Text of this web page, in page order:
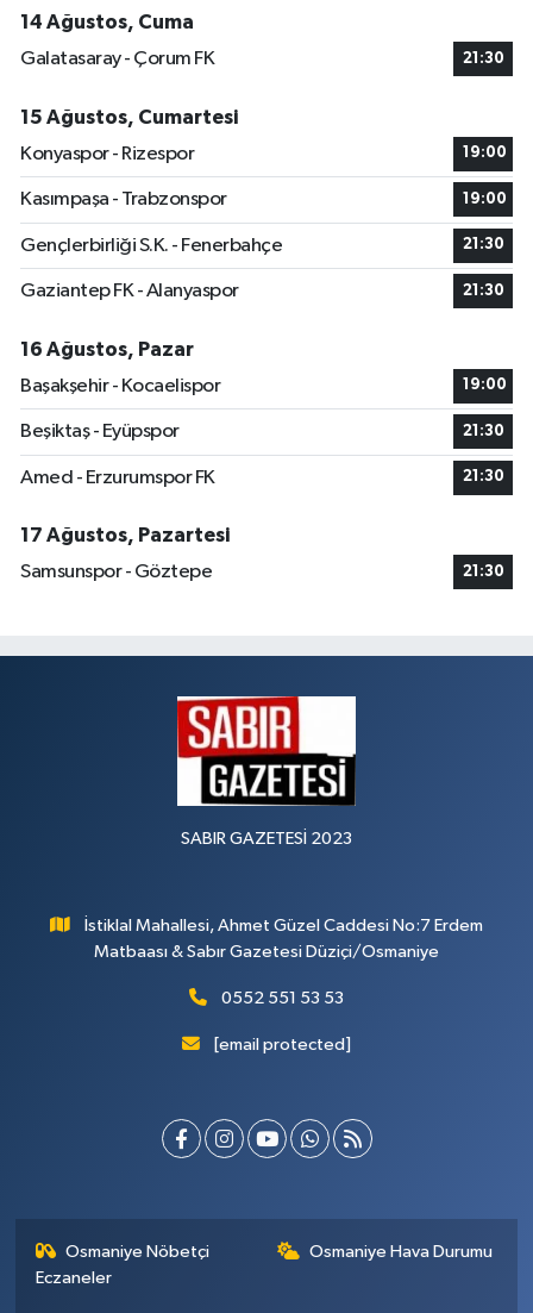
14 Ağustos, Cuma
Galatasaray - Çorum FK
21:30
15 Ağustos, Cumartesi
Konyaspor - Rizespor
19:00
Kasımpaşa - Trabzonspor 19:00
Gençlerbirliği S.K. - Fenerbahçe 21:30
Gaziantep FK - Alanyaspor 21:30
16 Ağustos, Pazar
Başakşehir - Kocaelispor
19:00
Beşiktaş - Eyüpspor 21:30
Amed - Erzurumspor FK 21:30
17 Ağustos, Pazartesi
Samsunspor - Göztepe
21:30
SABIR GAZETESİ 2023
İstiklal Mahallesi, Ahmet Güzel Caddesi No:7 Erdem
Matbaası & Sabır Gazetesi Düziçi/Osmaniye
0552 551 53 53
[email protected]
Osmaniye Nöbetçi
Eczaneler
Osmaniye Hava Durumu